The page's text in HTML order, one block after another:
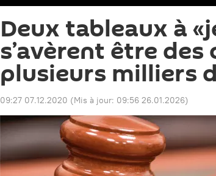
Deux tableaux à
s’avèrent être
plusieurs milliers
09:27 07.12.2020 (Mis à jour: 09:56 26.01.2026)